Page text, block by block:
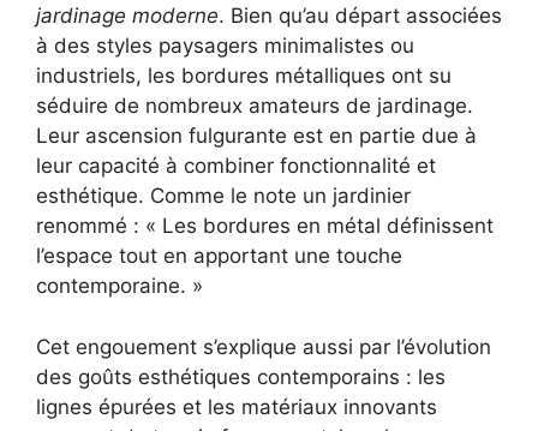
jardinage moderne. Bien qu’au départ associées
à des styles paysagers minimalistes ou
industriels, les bordures métalliques ont su
séduire de nombreux amateurs de jardinage.
Leur ascension fulgurante est en partie due à
leur capacité à combiner fonctionnalité et
esthétique. Comme le note un jardinier
renommé : « Les bordures en métal définissent
l’espace tout en apportant une touche
contemporaine. »
Cet engouement s’explique aussi par l’évolution
des goûts esthétiques contemporains : les
lignes épurées et les matériaux innovants